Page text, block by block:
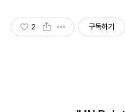
2 구독하기